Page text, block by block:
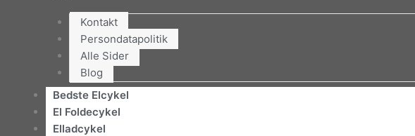
Kontakt
Persondatapolitik
Alle Sider
Blog
Bedste Elcykel
El Foldecykel
Elladcykel